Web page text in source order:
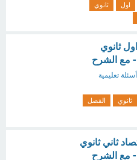
اول
ثانوي
حل كتاب التفسير 1 اول ثانوي
أسئلة تعليمية
ثانوي
الفصل
ثاني ثانوي